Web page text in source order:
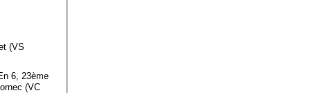
(VS
6, 23ème
(VC